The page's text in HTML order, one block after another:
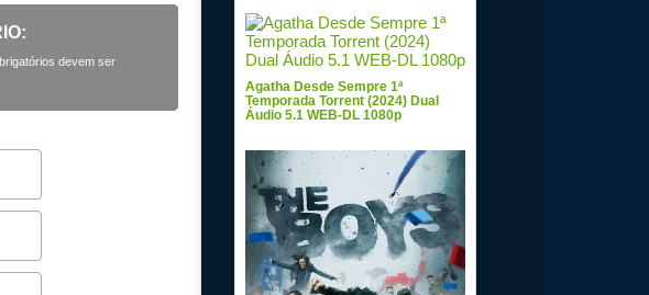
devem ser
Agatha Desde Sempre 1ª
Temporada Torrent (2024) Dual
Áudio 5.1 WEB-DL 1080p